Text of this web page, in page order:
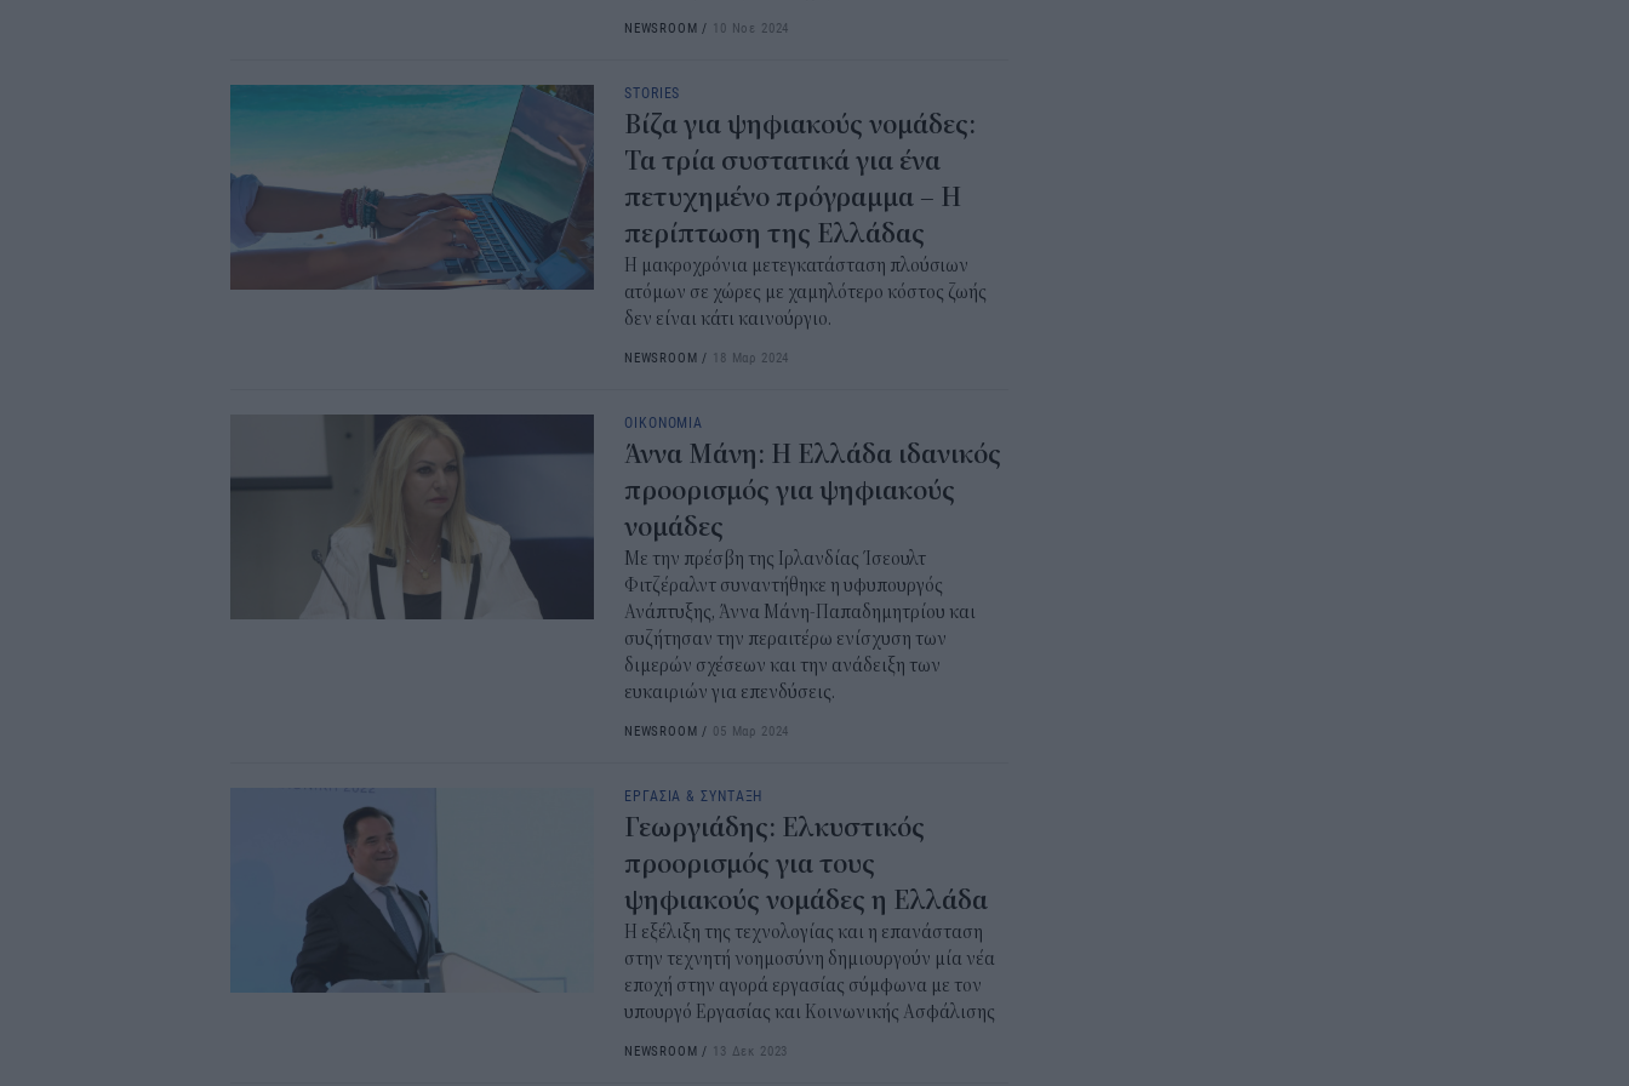
NEWSROOM / 10 Νοε 2024
STORIES
Βίζα για ψηφιακούς νομάδες:
Τα τρία συστατικά για ένα
πετυχημένο πρόγραμμα – Η
περίπτωση της Ελλάδας
Η μακροχρόνια μετεγκατάσταση πλούσιων
ατόμων σε χώρες με χαμηλότερο κόστος ζωής
δεν είναι κάτι καινούργιο.
NEWSROOM / 18 Μαρ 2024
ΟΙΚΟΝΟΜΙΑ
Άννα Μάνη: Η Ελλάδα ιδανικός
προορισμός για ψηφιακούς
νομάδες
Με την πρέσβη της Ιρλανδίας Ίσεουλτ
Φιτζέραλντ συναντήθηκε η υφυπουργός
Ανάπτυξης, Άννα Μάνη-Παπαδημητρίου και
συζήτησαν την περαιτέρω ενίσχυση των
διμερών σχέσεων και την ανάδειξη των
ευκαιριών για επενδύσεις.
NEWSROOM / 05 Μαρ 2024
ΕΡΓΑΣΙΑ & ΣΥΝΤΑΞΗ
Γεωργιάδης: Ελκυστικός
προορισμός για τους
ψηφιακούς νομάδες η Ελλάδα
Η εξέλιξη της τεχνολογίας και η επανάσταση
στην τεχνητή νοημοσύνη δημιουργούν μία νέα
εποχή στην αγορά εργασίας σύμφωνα με τον
υπουργό Εργασίας και Κοινωνικής Ασφάλισης
NEWSROOM / 13 Δεκ 2023